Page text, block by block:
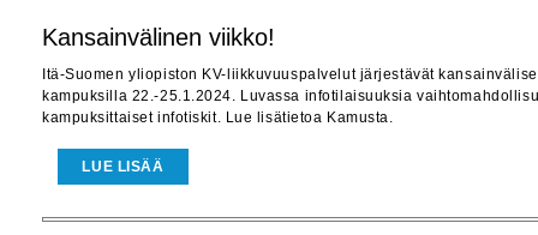
Kansainvälinen viikko!
Itä-Suomen yliopiston KV-liikkuvuuspalvelut järjestävät
kampuksilla 22.-25.1.2024. Luvassa infotilaisuuksia
kampuksittaiset infotiskit. Lue lisätietoa Kamusta.
LUE LISÄÄ